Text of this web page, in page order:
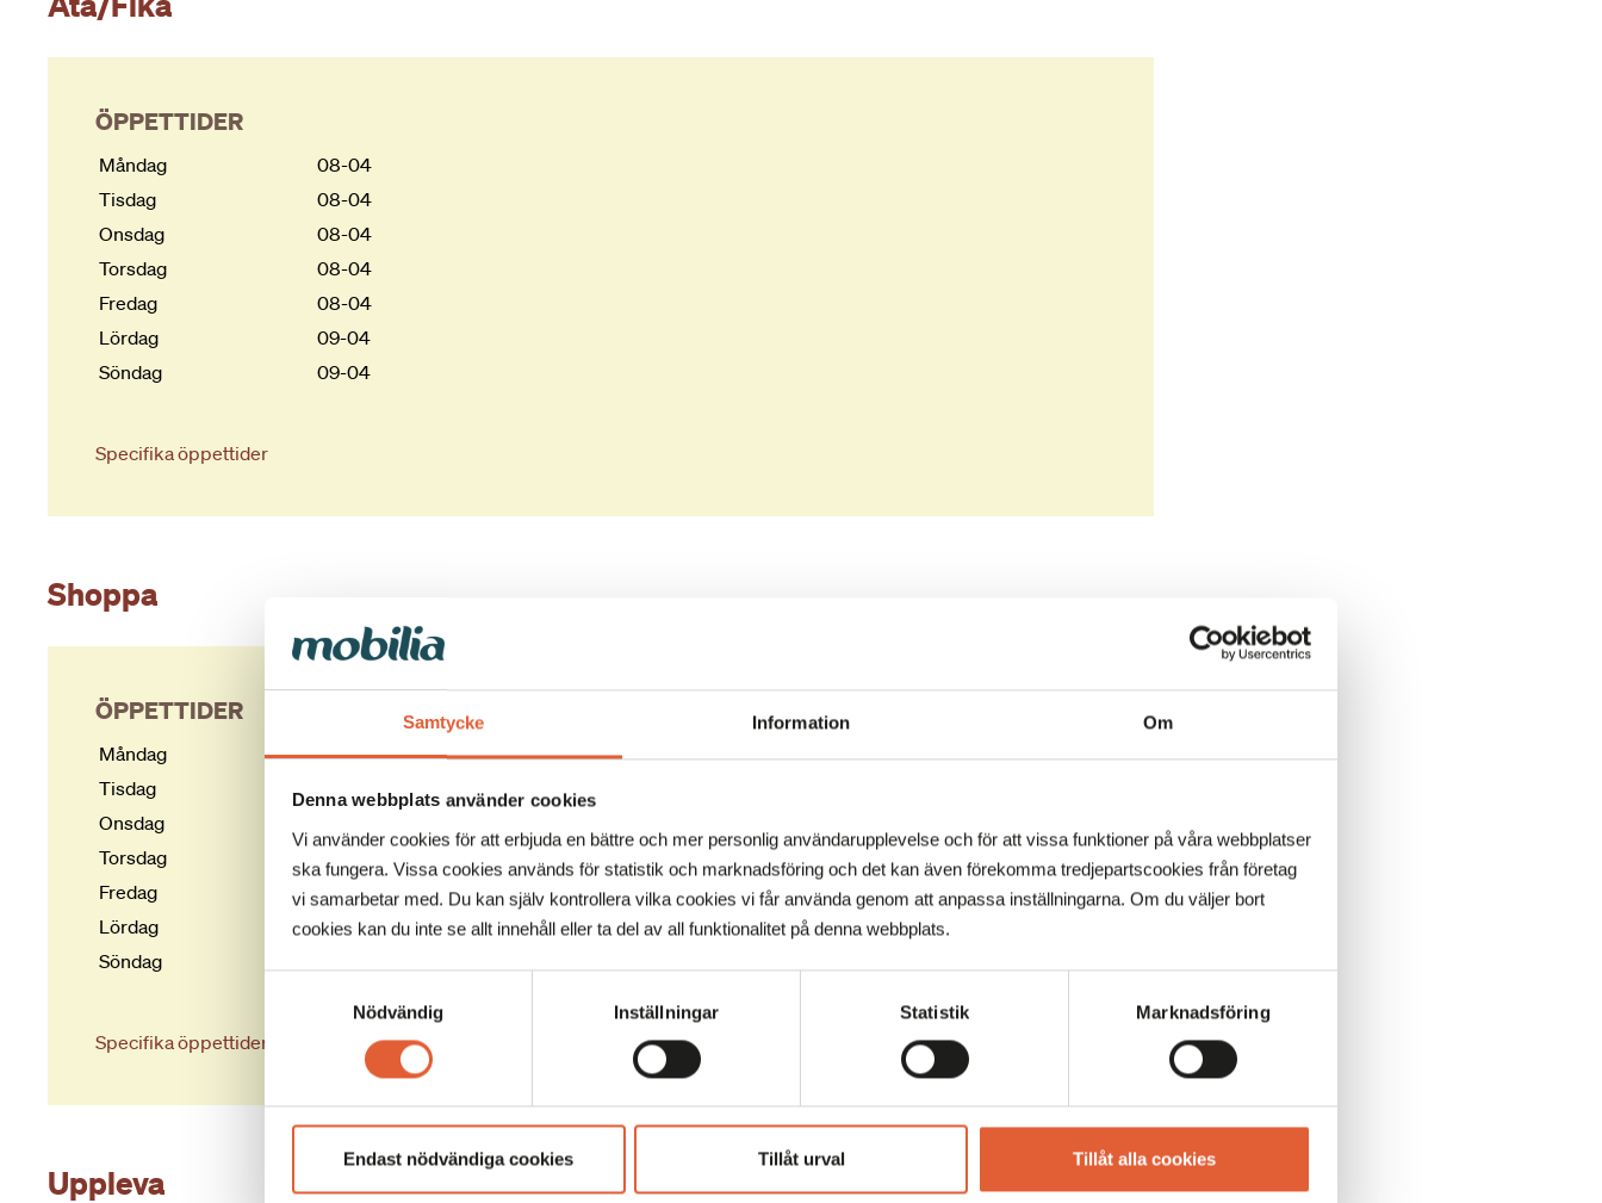
Samtycke Information Om
Denna webbplats använder cookies
Vi använder cookies för att erbjuda en bättre och mer personlig användarupplevelse och för att vissa funktioner på våra webbplatser
ska fungera. Vissa cookies används för statistik och marknadsföring och det kan även förekomma tredjepartscookies från företag
vi samarbetar med. Du kan själv kontrollera vilka cookies vi får använda genom att anpassa inställningarna. Om du väljer bort
cookies kan du inte se allt innehåll eller ta del av all funktionalitet på denna webbplats.
Nödvändig
Inställningar Statistik Marknadsföring
Endast nödvändiga cookies Tillåt urval Tillåt alla cookies
ÖPPETTIDER
Måndag
08-04
Tisdag
08-04
Onsdag
08-04
Torsdag
08-04
Fredag
08-04
Lördag
09-04
Söndag
09-04
Specifika öppettider
Shoppa
ÖPPETTIDER
Måndag
10-20
Tisdag
Onsdag
Torsdag
10-20
Fredag
10-20
Lördag
10-18
Söndag
Specifika öppettider
Uppleva